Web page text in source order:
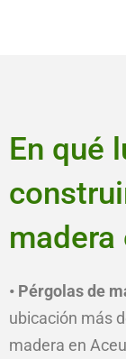
En qué
• Pérgolas de
ubicación más
madera en